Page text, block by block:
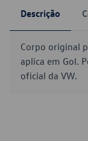
Descrição
Corpo original
aplica em Gol.
oficial da VW.